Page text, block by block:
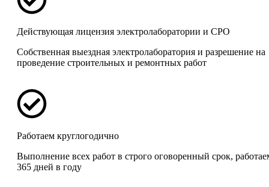
Действующая лицензия электролаборатории и СРО
Собственная выездная электролаборатория и разрешение на
проведение строительных и ремонтных работ
Работаем круглогодично
Выполнение всех работ в строго оговоренный срок,
365 дней в году